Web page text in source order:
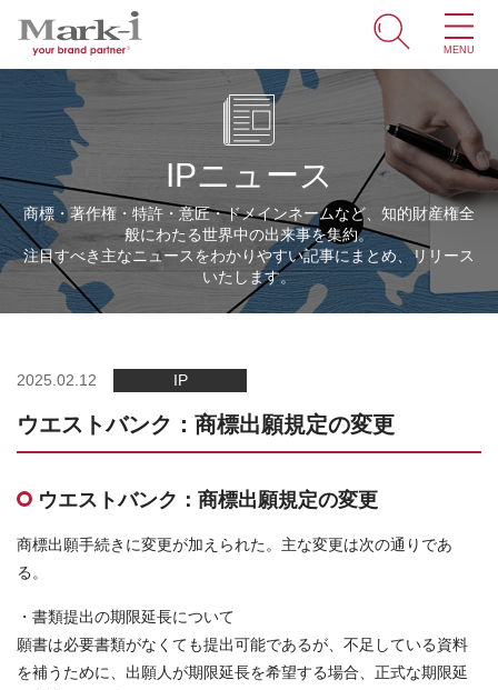
MENU
サービス
取引事例
商標・ブランドの豆知識
知財情報
ENGLISH
お問合せはこちら
IPニュース
商標・著作権・特許・意匠・ドメインネームなど、知的財産権全
般にわたる世界中の出来事を集約。
注目すべき主なニュースをわかりやすい記事にまとめ、リリース
いたします。
2025.02.12 IP
ウエストバンク：商標出願規定の変更
ウエストバンク：商標出願規定の変更
商標出願手続きに変更が加えられた。主な変更は次の通りであ
る。
・書類提出の期限延長について
願書は必要書類がなくても提出可能であるが、不足している資料
を補うために、出願人が期限延長を希望する場合、正式な期限延